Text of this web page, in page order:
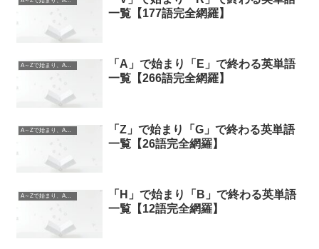
一覧【177語完全網羅】
A～Zで始まり、A～Zで終わる英単語
「A」で始まり「E」で終わる英単語
一覧【266語完全網羅】
A～Zで始まり、A～Zで終わる英単語
「Z」で始まり「G」で終わる英単語
一覧【26語完全網羅】
A～Zで始まり、A～Zで終わる英単語
「H」で始まり「B」で終わる英単語
一覧【12語完全網羅】